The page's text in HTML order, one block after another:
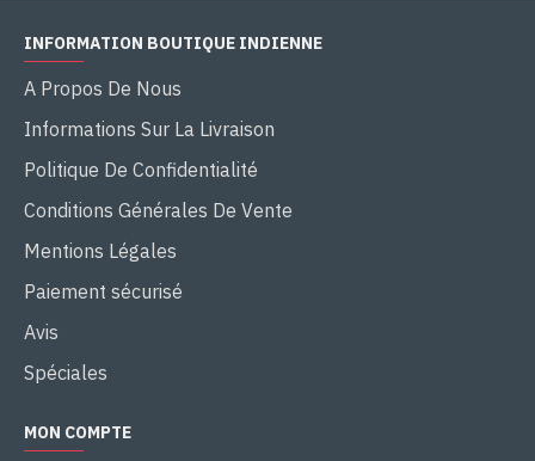
INFORMATION BOUTIQUE INDIENNE
A Propos De Nous
Informations Sur La Livraison
Politique De Confidentialité
Conditions Générales De Vente
Mentions Légales
Paiement sécurisé
Avis
Spéciales
MON COMPTE